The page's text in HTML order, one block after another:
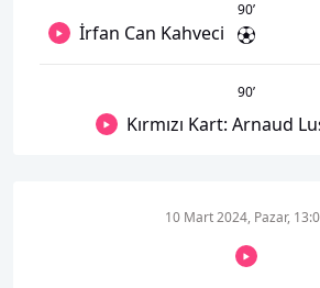
90’
İrfan Can Kahveci
90’
Kırmızı Kart: Arnaud
10 Mart 2024, Pazar,